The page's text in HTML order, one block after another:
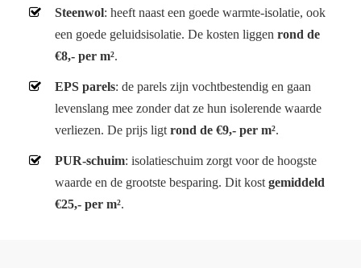
Steenwol: heeft naast een goede warmte-isolatie, ook
een goede geluidsisolatie. De kosten liggenrond de
€8,- per m².
EPS parels: de parels zijn vochtbestendig en gaan
levenslang mee zonder dat ze hun isolerende waarde
verliezen. De prijs ligtrond de €9,- per m².
PUR-schuim: isolatieschuim zorgt voor de hoogste
waarde en de grootste besparing. Dit kostgemiddeld
€25,- per m².